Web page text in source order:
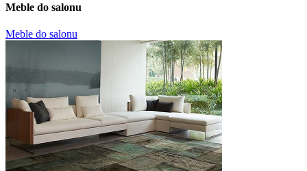
Meble do salonu
Meble do salonu